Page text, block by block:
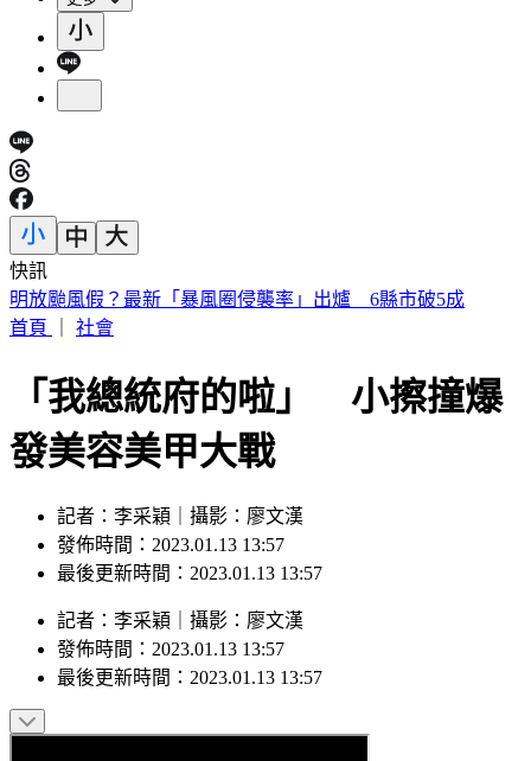
快訊
白海豚颱風路徑又變了！北部首當其衝 風雨最猛時刻曝
首頁
社會
「我總統府的啦」 小擦撞爆
發美容美甲大戰
記者：李采穎｜攝影：廖文漢
發佈時間：2023.01.13 13:57
最後更新時間：2023.01.13 13:57
記者 ： 李采穎 攝影 ： 廖文漢
發佈時間： 2023.01.13 13:57
最後更新時間： 2023.01.13 13:57